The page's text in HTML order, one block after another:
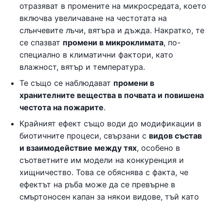
отразяват в промените на микросредата, което
включва увеличаване на честотата на
слънчевите лъчи, вятъра и дъжда. Накратко, те
се спазват промени в микроклимата, по-
специално в климатични фактори, като
влажност, вятър и температура.
Те също се наблюдават промени в
хранителните вещества в почвата и повишена
честота на пожарите.
Крайният ефект също води до модификации в
биотичните процеси, свързани с видов състав
и взаимодействие между тях, особено в
съответните им модели на конкуренция и
хищничество. Това се обяснява с факта, че
ефектът на ръба може да се превърне в
смъртоносен капан за някои видове, тъй като